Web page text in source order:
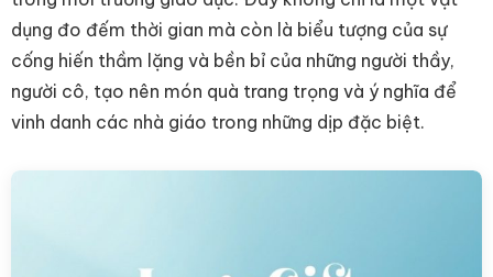
dụng đo đếm thời gian mà còn là biểu tượng của sự
cống hiến thầm lặng và bền bỉ của những người thầy,
người cô, tạo nên món quà trang trọng và ý nghĩa để
vinh danh các nhà giáo trong những dịp đặc biệt.